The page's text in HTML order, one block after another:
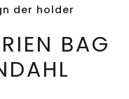
der holder
BAG